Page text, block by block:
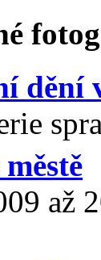
dění
až